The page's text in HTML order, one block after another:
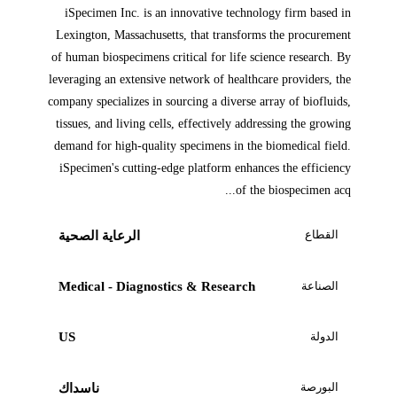
iSpecimen Inc. is an innovative technology firm based in
Lexington, Massachusetts, that transforms the procurement
of human biospecimens critical for life science research. By
leveraging an extensive network of healthcare providers, the
company specializes in sourcing a diverse array of biofluids,
tissues, and living cells, effectively addressing the growing
demand for high-quality specimens in the biomedical field.
iSpecimen's cutting-edge platform enhances the efficiency
of the biospecimen acq...
القطاع الرعاية الصحية
الصناعة Medical - Diagnostics & Research
الدولة US
البورصة ناسداك